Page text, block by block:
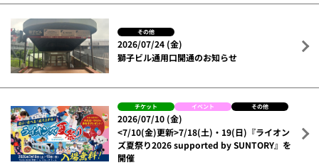
その他
2026/07/24 (金)
獅子ビル通用口開通のお知らせ
チケット イベント その他
2026/07/10 (金)
<7/10(金)更新>7/18(土)・19(日)『ライオン
ズ夏祭り2026 supported by SUNTORY』を
開催